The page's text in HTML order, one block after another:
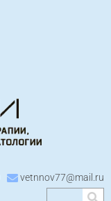
vetnnov77@mail.ru